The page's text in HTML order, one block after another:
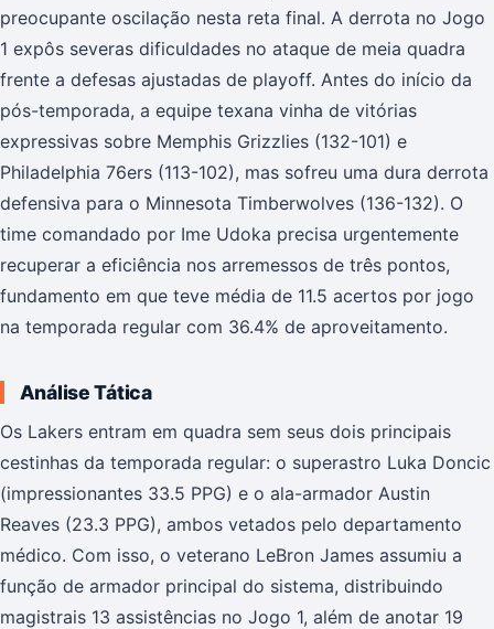
preocupante oscilação nesta reta final. A derrota no Jogo
1 expôs severas dificuldades no ataque de meia quadra
frente a defesas ajustadas de playoff. Antes do início da
pós-temporada, a equipe texana vinha de vitórias
expressivas sobre Memphis Grizzlies (132-101) e
Philadelphia 76ers (113-102), mas sofreu uma dura derrota
defensiva para o Minnesota Timberwolves (136-132). O
time comandado por Ime Udoka precisa urgentemente
recuperar a eficiência nos arremessos de três pontos,
fundamento em que teve média de 11.5 acertos por jogo
na temporada regular com 36.4% de aproveitamento.
Análise Tática
Os Lakers entram em quadra sem seus dois principais
cestinhas da temporada regular: o superastro Luka Doncic
(impressionantes 33.5 PPG) e o ala-armador Austin
Reaves (23.3 PPG), ambos vetados pelo departamento
médico. Com isso, o veterano LeBron James assumiu a
função de armador principal do sistema, distribuindo
magistrais 13 assistências no Jogo 1, além de anotar 19